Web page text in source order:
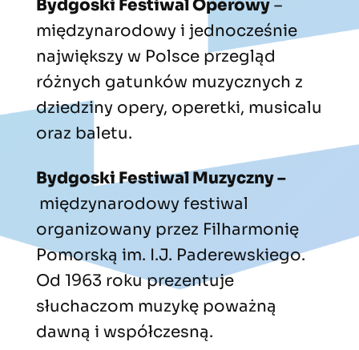
Bydgoski Festiwal Operowy –
międzynarodowy i jednocześnie
największy w Polsce przegląd
różnych gatunków muzycznych z
dziedziny opery, operetki, musicalu
oraz baletu.
Bydgoski Festiwal Muzyczny –
międzynarodowy festiwal
organizowany przez Filharmonię
Pomorską im. I.J. Paderewskiego.
Od 1963 roku prezentuje
słuchaczom muzykę poważną
dawną i współczesną.